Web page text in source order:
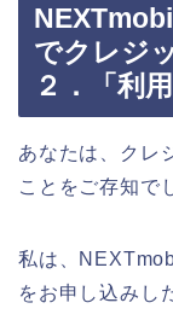
でクレジ
２．「利
あなたは、クレ
ことをご存知で
私は、
をお申し込みし